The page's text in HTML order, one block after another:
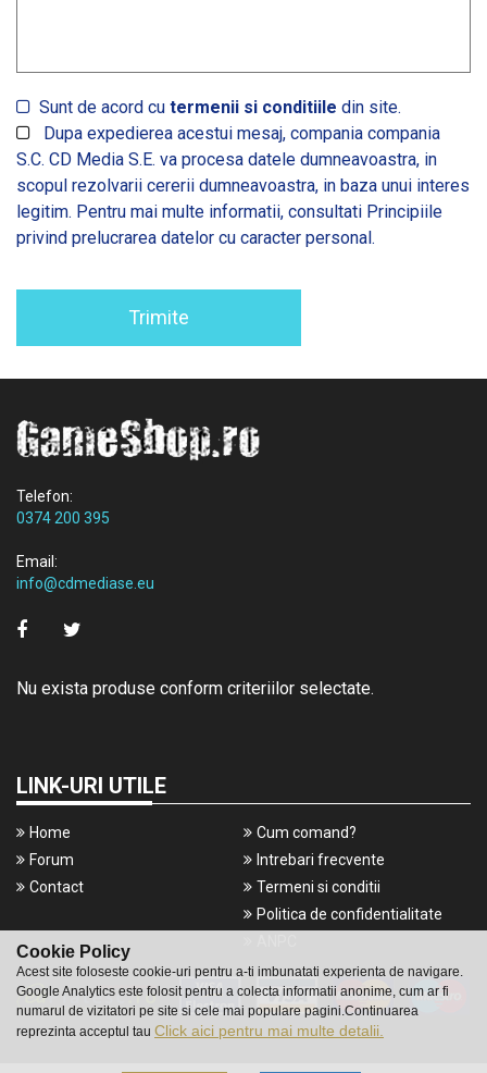
Cookie Policy
Acest site foloseste cookie-uri pentru a-ti imbunatati experienta de navigare.
Google Analytics este folosit pentru a colecta informatii anonime, cum ar fi
numarul de vizitatori pe site si cele mai populare pagini.Continuarea
reprezinta acceptul tau Click aici pentru mai multe detalii.
Sunt de acord cu termenii si conditiile din site.
Dupa expedierea acestui mesaj, compania compania
S.C. CD Media S.E. va procesa datele dumneavoastra, in
scopul rezolvarii cererii dumneavoastra, in baza unui interes
legitim. Pentru mai multe informatii, consultati Principiile
privind prelucrarea datelor cu caracter personal.
Trimite
Telefon:
0374 200 395
Email:
info@cdmediase.eu
Nu exista produse conform criteriilor selectate.
LINK-URI UTILE
Home
Forum
Contact
Cum comand?
Intrebari frecvente
Termeni si conditii
Politica de confidentialitate